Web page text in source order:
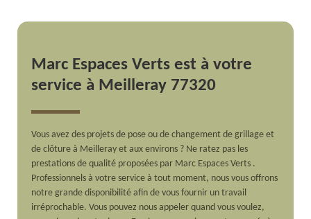
Marc Espaces Verts est à votre
service à Meilleray 77320
Vous avez des projets de pose ou de changement de grillage et
de clôture à Meilleray et aux environs ? Ne ratez pas les
prestations de qualité proposées par Marc Espaces Verts .
Professionnels à votre service à tout moment, nous vous offrons
notre grande disponibilité afin de vous fournir un travail
irréprochable. Vous pouvez nous appeler quand vous voulez,